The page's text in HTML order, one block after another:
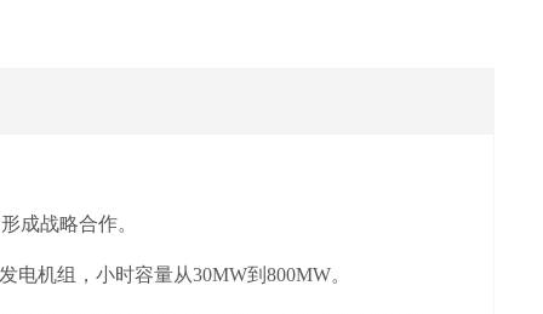
成战略合作。
机组，小时容量从30MW到800MW。